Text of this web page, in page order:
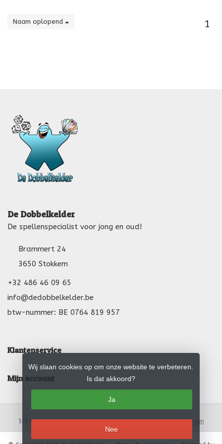
Naam oplopend 1
De Dobbelkelder
De spellenspecialist voor jong en oud!
Brammert 24
3650 Stokkem
+32 486 46 09 65
info@dedobbelkelder.be
btw-nummer: BE 0764 819 957
Klantenservice
Mijn account
5 sterren op basis van24beoordelingen.Lees 24 beoordelingen
Wij slaan cookies op om onze website te verbeteren.
Is dat akkoord?
Ja
Nee